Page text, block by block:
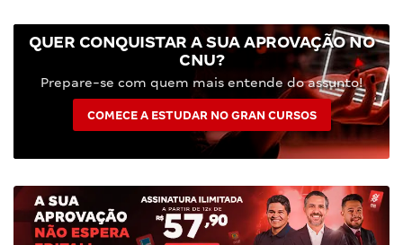
QUER CONQUISTAR A SUA APROVAÇÃO NO
CNU?
Prepare-se com quem mais entende do assunto!
COMECE A ESTUDAR NO GRAN CURSOS